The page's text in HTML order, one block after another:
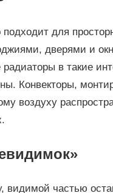
подходит для
дверями и
в такие
Конвекторы,
воздуху
видимой частью